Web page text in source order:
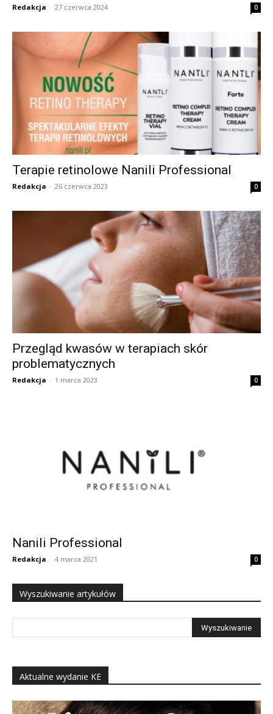
Redakcja - 27 czerwca 2024 0
Terapie retinolowe Nanili Professional
Redakcja - 26 czerwca 2023 0
Przegląd kwasów w terapiach skór
problematycznych
Redakcja - 1 marca 2023 0
Nanili Professional
Redakcja - 4 marca 2021 0
Wyszukiwanie artykułów
Aktualne wydanie KE